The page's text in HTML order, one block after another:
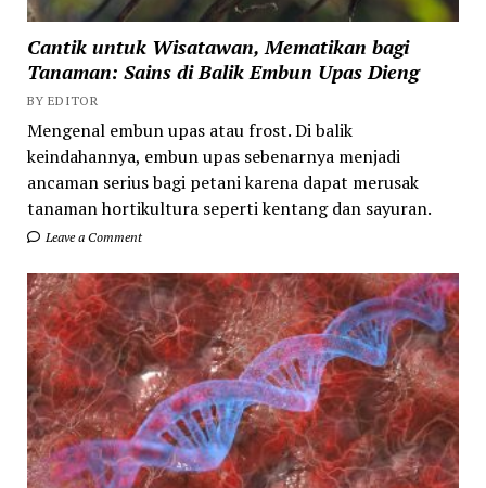
Cantik untuk Wisatawan, Mematikan bagi
Tanaman: Sains di Balik Embun Upas Dieng
BY EDITOR
Mengenal embun upas atau frost. Di balik
keindahannya, embun upas sebenarnya menjadi
ancaman serius bagi petani karena dapat merusak
tanaman hortikultura seperti kentang dan sayuran.
Leave a Comment